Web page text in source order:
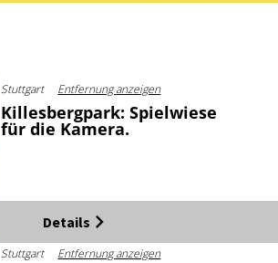
Stuttgart Entfernung anzeigen
Killesbergpark: Spielwiese
für die Kamera.
Details
Stuttgart Entfernung anzeigen